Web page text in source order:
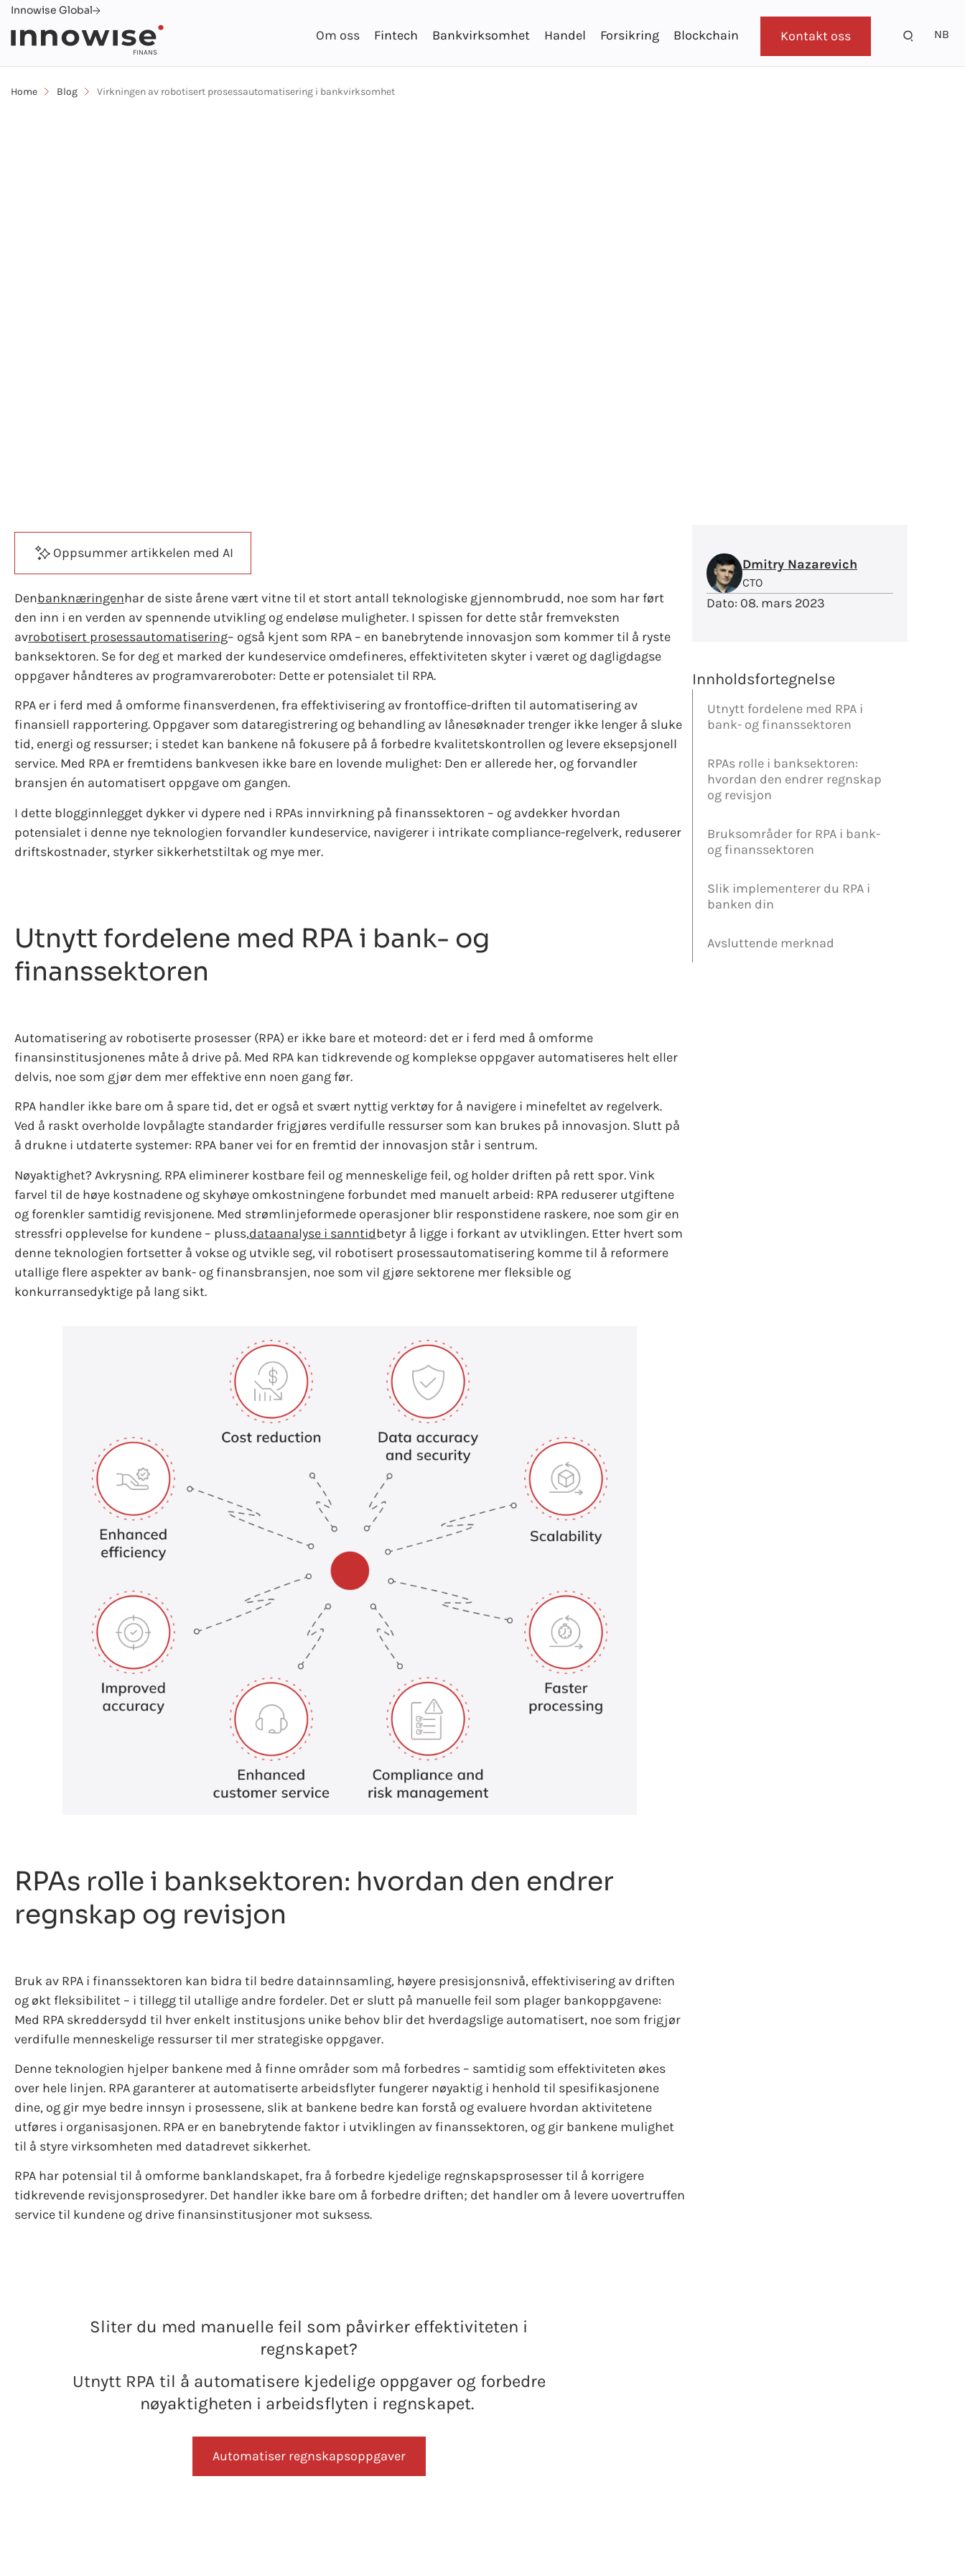
Innowise Global
FINANS
Om oss Fintech Bankvirksomhet Handel Forsikring Blockchain Kontakt oss NB
Home Blog Virkningen av robotisert prosessautomatisering i bankvirksomhet
Oppsummer artikkelen med AI
Denbanknæringenhar de siste årene vært vitne til et stort antall teknologiske gjennombrudd, noe som har ført
den inn i en verden av spennende utvikling og endeløse muligheter. I spissen for dette står fremveksten
avrobotisert prosessautomatisering– også kjent som RPA – en banebrytende innovasjon som kommer til å ryste
banksektoren. Se for deg et marked der kundeservice omdefineres, effektiviteten skyter i været og dagligdagse
oppgaver håndteres av programvareroboter: Dette er potensialet til RPA.
RPA er i ferd med å omforme finansverdenen, fra effektivisering av frontoffice-driften til automatisering av
finansiell rapportering. Oppgaver som dataregistrering og behandling av lånesøknader trenger ikke lenger å sluke
tid, energi og ressurser; i stedet kan bankene nå fokusere på å forbedre kvalitetskontrollen og levere eksepsjonell
service. Med RPA er fremtidens bankvesen ikke bare en lovende mulighet: Den er allerede her, og forvandler
bransjen én automatisert oppgave om gangen.
I dette blogginnlegget dykker vi dypere ned i RPAs innvirkning på finanssektoren – og avdekker hvordan
potensialet i denne nye teknologien forvandler kundeservice, navigerer i intrikate compliance-regelverk, reduserer
driftskostnader, styrker sikkerhetstiltak og mye mer.
Utnytt fordelene med RPA i bank- og
finanssektoren
Automatisering av robotiserte prosesser (RPA) er ikke bare et moteord: det er i ferd med å omforme
finansinstitusjonenes måte å drive på. Med RPA kan tidkrevende og komplekse oppgaver automatiseres helt eller
delvis, noe som gjør dem mer effektive enn noen gang før.
RPA handler ikke bare om å spare tid, det er også et svært nyttig verktøy for å navigere i minefeltet av regelverk.
Ved å raskt overholde lovpålagte standarder frigjøres verdifulle ressurser som kan brukes på innovasjon. Slutt på
å drukne i utdaterte systemer: RPA baner vei for en fremtid der innovasjon står i sentrum.
Nøyaktighet? Avkrysning. RPA eliminerer kostbare feil og menneskelige feil, og holder driften på rett spor. Vink
farvel til de høye kostnadene og skyhøye omkostningene forbundet med manuelt arbeid: RPA reduserer utgiftene
og forenkler samtidig revisjonene. Med strømlinjeformede operasjoner blir responstidene raskere, noe som gir en
stressfri opplevelse for kundene – pluss,dataanalyse i sanntidbetyr å ligge i forkant av utviklingen. Etter hvert som
denne teknologien fortsetter å vokse og utvikle seg, vil robotisert prosessautomatisering komme til å reformere
utallige flere aspekter av bank- og finansbransjen, noe som vil gjøre sektorene mer fleksible og
konkurransedyktige på lang sikt.
RPAs rolle i banksektoren: hvordan den endrer
regnskap og revisjon
Bruk av RPA i finanssektoren kan bidra til bedre datainnsamling, høyere presisjonsnivå, effektivisering av driften
og økt fleksibilitet – i tillegg til utallige andre fordeler. Det er slutt på manuelle feil som plager bankoppgavene:
Med RPA skreddersydd til hver enkelt institusjons unike behov blir det hverdagslige automatisert, noe som frigjør
verdifulle menneskelige ressurser til mer strategiske oppgaver.
Denne teknologien hjelper bankene med å finne områder som må forbedres – samtidig som effektiviteten økes
over hele linjen. RPA garanterer at automatiserte arbeidsflyter fungerer nøyaktig i henhold til spesifikasjonene
dine, og gir mye bedre innsyn i prosessene, slik at bankene bedre kan forstå og evaluere hvordan aktivitetene
utføres i organisasjonen. RPA er en banebrytende faktor i utviklingen av finanssektoren, og gir bankene mulighet
til å styre virksomheten med datadrevet sikkerhet.
RPA har potensial til å omforme banklandskapet, fra å forbedre kjedelige regnskapsprosesser til å korrigere
tidkrevende revisjonsprosedyrer. Det handler ikke bare om å forbedre driften; det handler om å levere uovertruffen
service til kundene og drive finansinstitusjoner mot suksess.
Sliter du med manuelle feil som påvirker effektiviteten i
regnskapet?
Utnytt RPA til å automatisere kjedelige oppgaver og forbedre
nøyaktigheten i arbeidsflyten i regnskapet.
Automatiser regnskapsoppgaver
Dmitry Nazarevich
CTO
Dato: 08. mars 2023
Innholdsfortegnelse
Utnytt fordelene med RPA i
bank- og finanssektoren
RPAs rolle i banksektoren:
hvordan den endrer regnskap
og revisjon
Bruksområder for RPA i bank-
og finanssektoren
Slik implementerer du RPA i
banken din
Avsluttende merknad